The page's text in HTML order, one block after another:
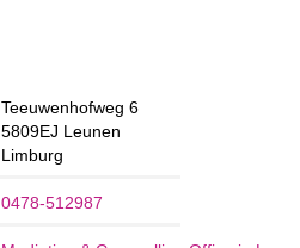
Teeuwenhofweg 6
5809EJ Leunen
Limburg
0478-512987